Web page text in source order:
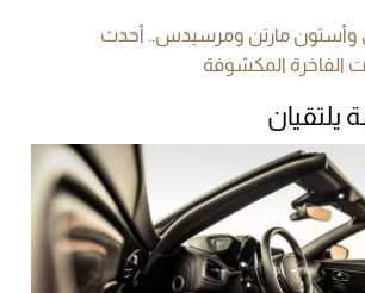
وأستون مارتن ومرسيدس.. أحدث
الفاخرة المكشوفة
يلتقيان